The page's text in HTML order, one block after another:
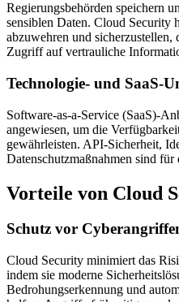
Regierungsbehörden speichern
sensiblen Daten. Cloud Security
abzuwehren und sicherzustellen,
Zugriff auf vertrauliche
Technologie- und SaaS-
Software-as-a-Service (SaaS)-
angewiesen, um die
gewährleisten. API-Sicherheit,
Datenschutzmaßnahmen sind
Vorteile von Cloud
Schutz vor
Cloud Security minimiert das
indem sie moderne
Bedrohungserkennung und